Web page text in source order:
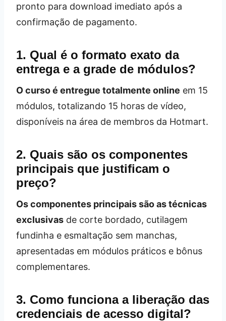
pronto para download imediato após a
confirmação de pagamento.
1. Qual é o formato exato da
entrega e a grade de módulos?
O curso é entregue totalmente online em 15
módulos, totalizando 15 horas de vídeo,
disponíveis na área de membros da Hotmart.
2. Quais são os componentes
principais que justificam o
preço?
Os componentes principais são as técnicas
exclusivas de corte bordado, cutilagem
fundinha e esmaltação sem manchas,
apresentadas em módulos práticos e bônus
complementares.
3. Como funciona a liberação das
credenciais de acesso digital?